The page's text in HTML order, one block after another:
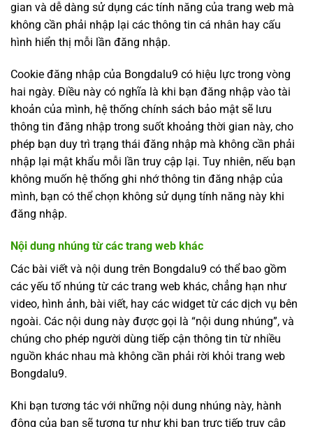
gian và dễ dàng sử dụng các tính năng của trang web mà
không cần phải nhập lại các thông tin cá nhân hay cấu
hình hiển thị mỗi lần đăng nhập.
Cookie đăng nhập của Bongdalu9 có hiệu lực trong vòng
hai ngày. Điều này có nghĩa là khi bạn đăng nhập vào tài
khoản của mình, hệ thống chính sách bảo mật sẽ lưu
thông tin đăng nhập trong suốt khoảng thời gian này, cho
phép bạn duy trì trạng thái đăng nhập mà không cần phải
nhập lại mật khẩu mỗi lần truy cập lại. Tuy nhiên, nếu bạn
không muốn hệ thống ghi nhớ thông tin đăng nhập của
mình, bạn có thể chọn không sử dụng tính năng này khi
đăng nhập.
Nội dung nhúng từ các trang web khác
Các bài viết và nội dung trên Bongdalu9 có thể bao gồm
các yếu tố nhúng từ các trang web khác, chẳng hạn như
video, hình ảnh, bài viết, hay các widget từ các dịch vụ bên
ngoài. Các nội dung này được gọi là “nội dung nhúng”, và
chúng cho phép người dùng tiếp cận thông tin từ nhiều
nguồn khác nhau mà không cần phải rời khỏi trang web
Bongdalu9.
Khi bạn tương tác với những nội dung nhúng này, hành
động của bạn sẽ tương tự như khi bạn trực tiếp truy cập